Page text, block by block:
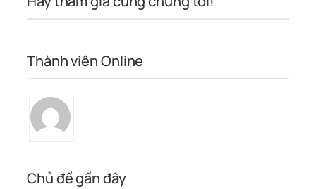
Thành viên Online
Chủ đề gần đây